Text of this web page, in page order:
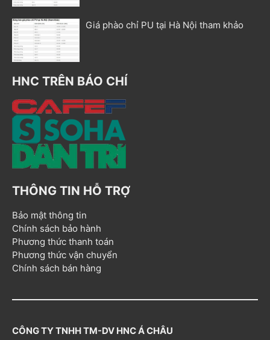
Giá phào chỉ PU tại Hà Nội tham khảo
HNC TRÊN BÁO CHÍ
THÔNG TIN HỖ TRỢ
Bảo mật thông tin
Chính sách bảo hành
Phương thức thanh toán
Phương thức vận chuyển
Chính sách bán hàng
CÔNG TY TNHH TM-DV HNC Á CHÂU